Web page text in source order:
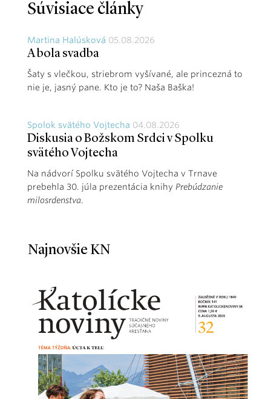
Súvisiace články
Martina Halúsková 05.08.2026
A bola svadba
Šaty s vlečkou, striebrom vyšívané, ale princezná to
nie je, jasný pane. Kto je to? Naša Baška!
Spolok svätého Vojtecha 04.08.2026
Diskusia o Božskom Srdci v Spolku
svätého Vojtecha
Na nádvorí Spolku svätého Vojtecha v Trnave
prebehla 30. júla prezentácia knihy Prebúdzanie
milosrdenstva.
Najnovšie KN